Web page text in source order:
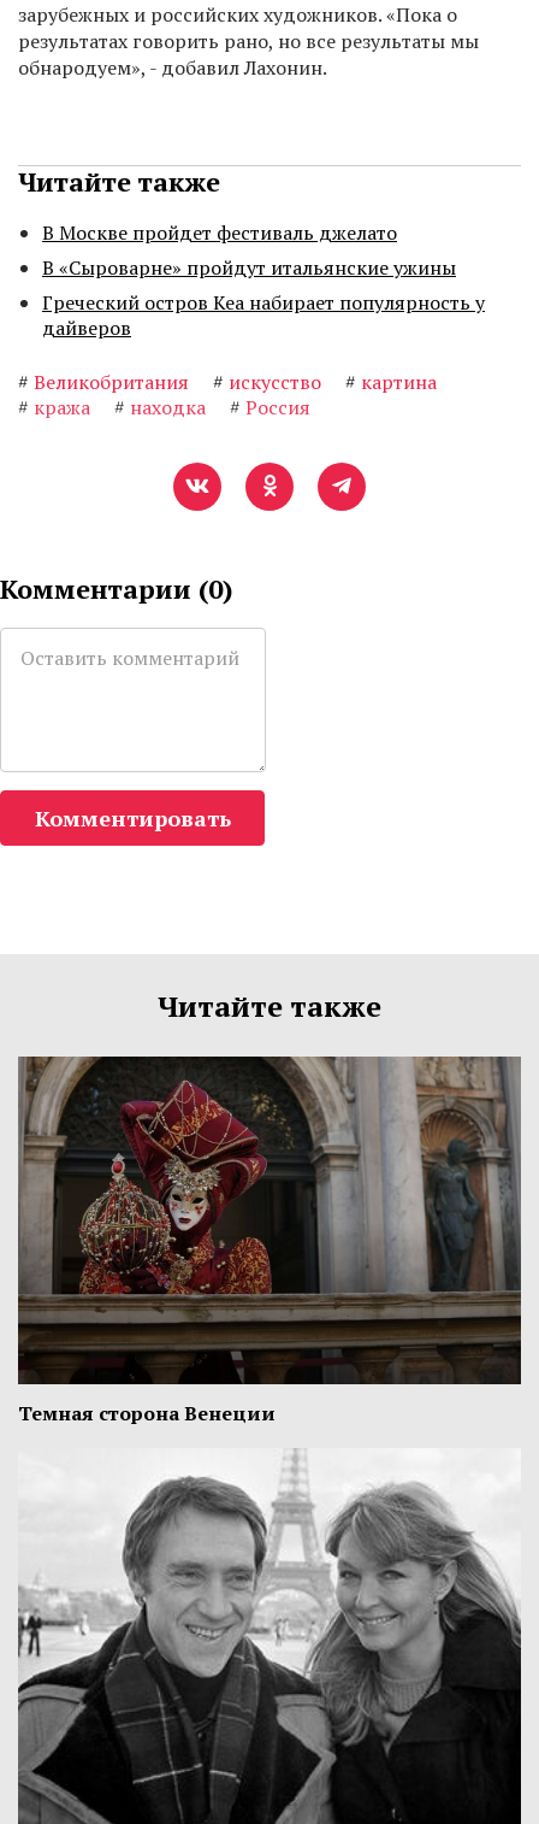
зарубежных и российских художников. «Пока о
результатах говорить рано, но все результаты мы
обнародуем», - добавил Лахонин.
Читайте также
В Москве пройдет фестиваль джелато
В «Сыроварне» пройдут итальянские ужины
Греческий остров Кеа набирает популярность у
дайверов
# Великобритания # искусство # картина
# кража # находка # Россия
Комментарии (0)
Комментировать
Читайте также
Темная сторона Венеции